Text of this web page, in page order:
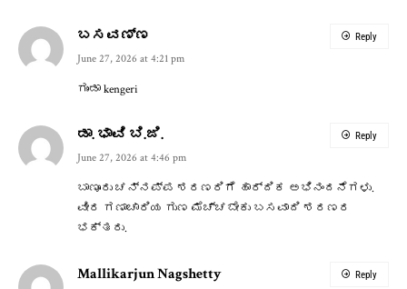
ಬಸವಣ್ಣ
June 27, 2026 at 4:21 pm
ಗುಂಡಾ kengeri
Reply
ಡಾ. ಭಾವಿ ಬಿ.ಜಿ.
June 27, 2026 at 4:46 pm
ಬಾಣೂರು ಚನ್ನಪ್ಪ ಶರಣರಿಗೆ ಹಾರ್ದಿಕ ಅಭಿನಂದನೆಗಳು.
ವೀರ ಗಣಾಚಾರಿಯ ಗುಣ ಮೆಚ್ಚಬೇಕು ಬಸವಾದಿ ಶರಣರ
ಭಕ್ತರು.
Reply
Mallikarjun Nagshetty Reply